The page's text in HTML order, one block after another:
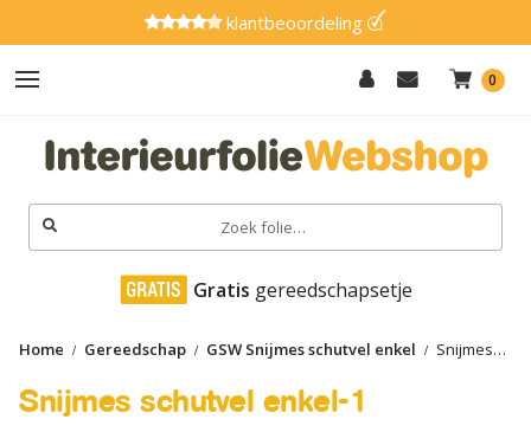
klantbeoordeling
0
Zoeken
naar:
Hout
Effen
Marmer
Glitter
Natuursteen
Gratis gereedschapsetje
Home Gereedschap GSW Snijmes schutvel enkel
Snijmes
Snijmes schutvel enkel-1